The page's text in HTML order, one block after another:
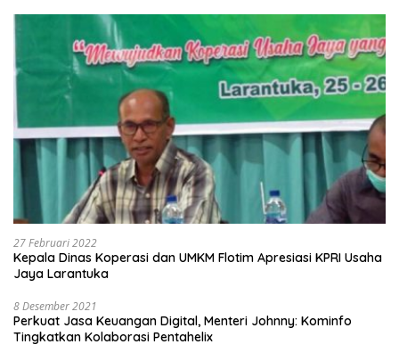
27 Februari 2022
Kepala Dinas Koperasi dan UMKM Flotim Apresiasi KPRI Usaha
Jaya Larantuka
8 Desember 2021
Perkuat Jasa Keuangan Digital, Menteri Johnny: Kominfo
Tingkatkan Kolaborasi Pentahelix